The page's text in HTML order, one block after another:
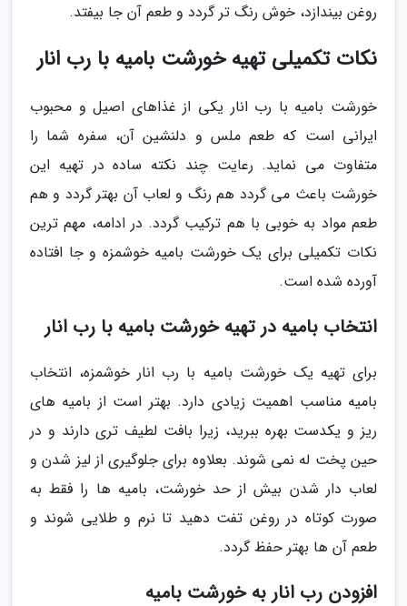
روغن بیندازد، خوش رنگ تر گردد و طعم آن جا بیفتد.
نکات تکمیلی تهیه خورشت بامیه با رب انار
خورشت بامیه با رب انار یکی از غذاهای اصیل و محبوب
ایرانی است که طعم ملس و دلنشین آن، سفره شما را
متفاوت می نماید. رعایت چند نکته ساده در تهیه این
خورشت باعث می گردد هم رنگ و لعاب آن بهتر گردد و هم
طعم مواد به خوبی با هم ترکیب گردد. در ادامه، مهم ترین
نکات تکمیلی برای یک خورشت بامیه خوشمزه و جا افتاده
آورده شده است.
انتخاب بامیه در تهیه خورشت بامیه با رب انار
برای تهیه یک خورشت بامیه با رب انار خوشمزه، انتخاب
بامیه مناسب اهمیت زیادی دارد. بهتر است از بامیه های
ریز و یکدست بهره ببرید، زیرا بافت لطیف تری دارند و در
حین پخت له نمی شوند. بعلاوه برای جلوگیری از لیز شدن و
لعاب دار شدن بیش از حد خورشت، بامیه ها را فقط به
صورت کوتاه در روغن تفت دهید تا نرم و طلایی شوند و
طعم آن ها بهتر حفظ گردد.
افزودن رب انار به خورشت بامیه